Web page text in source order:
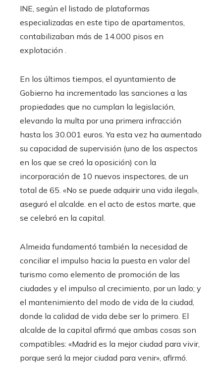
INE, según el listado de plataformas
especializadas en este tipo de apartamentos,
contabilizaban más de 14.000 pisos en
explotación .
En los últimos tiempos, el ayuntamiento de
Gobierno ha incrementado las sanciones a las
propiedades que no cumplan la legislación,
elevando la multa por una primera infracción
hasta los 30.001 euros. Ya esta vez ha aumentado
su capacidad de supervisión (uno de los aspectos
en los que se creó la oposición) con la
incorporación de 10 nuevos inspectores, de un
total de 65. «No se puede adquirir una vida ilegal»,
aseguró el alcalde. en el acto de estos marte, que
se celebró en la capital.
Almeida fundamentó también la necesidad de
conciliar el impulso hacia la puesta en valor del
turismo como elemento de promoción de las
ciudades y el impulso al crecimiento, por un lado; y
el mantenimiento del modo de vida de la ciudad,
donde la calidad de vida debe ser lo primero. El
alcalde de la capital afirmó que ambas cosas son
compatibles: «Madrid es la mejor ciudad para vivir,
porque será la mejor ciudad para venir», afirmó.